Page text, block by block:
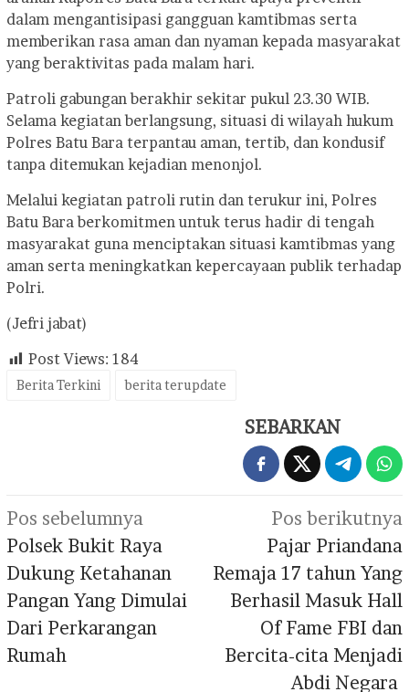
dalam mengantisipasi gangguan kamtibmas serta
memberikan rasa aman dan nyaman kepada masyarakat
yang beraktivitas pada malam hari.
Patroli gabungan berakhir sekitar pukul 23.30 WIB.
Selama kegiatan berlangsung, situasi di wilayah hukum
Polres Batu Bara terpantau aman, tertib, dan kondusif
tanpa ditemukan kejadian menonjol.
Melalui kegiatan patroli rutin dan terukur ini, Polres
Batu Bara berkomitmen untuk terus hadir di tengah
masyarakat guna menciptakan situasi kamtibmas yang
aman serta meningkatkan kepercayaan publik terhadap
Polri.
(Jefri jabat)
Post Views: 184
Berita Terkini berita terupdate
SEBARKAN
Navigasi
pos
Pos sebelumnya
Polsek Bukit Raya
Dukung Ketahanan
Pangan Yang Dimulai
Dari Perkarangan
Rumah
Pos berikutnya
Pajar Priandana
Remaja 17 tahun Yang
Berhasil Masuk Hall
Of Fame FBI dan
Bercita-cita Menjadi
Abdi Negara